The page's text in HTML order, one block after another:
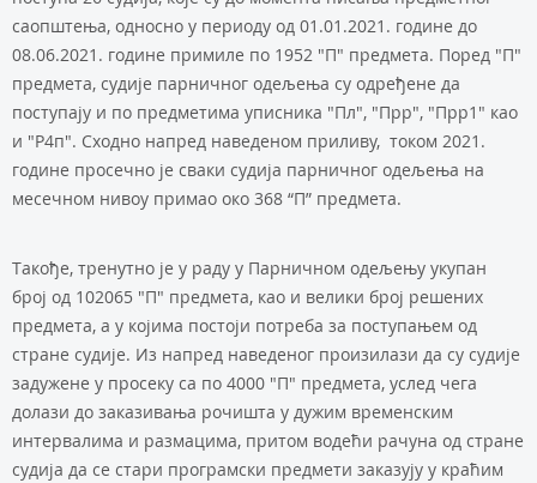
саопштења, односно у периоду од 01.01.2021. године до
08.06.2021. године примиле по 1952 "П" предмета. Поред "П"
предмета, судије парничног одељења су одређене да
поступају и по предметима уписника "Пл", "Прр", "Прр1" као
и "Р4п". Сходно напред наведеном приливу, током 2021.
године просечно је сваки судија парничног одељења на
месечном нивоу примао око 368 “П” предмета.
Такође, тренутно је у раду у Парничном одељењу укупан
број од 102065 "П" предмета, као и велики број решених
предмета, а у којима постоји потреба за поступањем од
стране судије. Из напред наведеног произилази да су судије
задужене у просеку са по 4000 "П" предмета, услед чега
долази до заказивања рочишта у дужим временским
интервалима и размацима, притом водећи рачуна од стране
судија да се стари програмски предмети заказују у краћим